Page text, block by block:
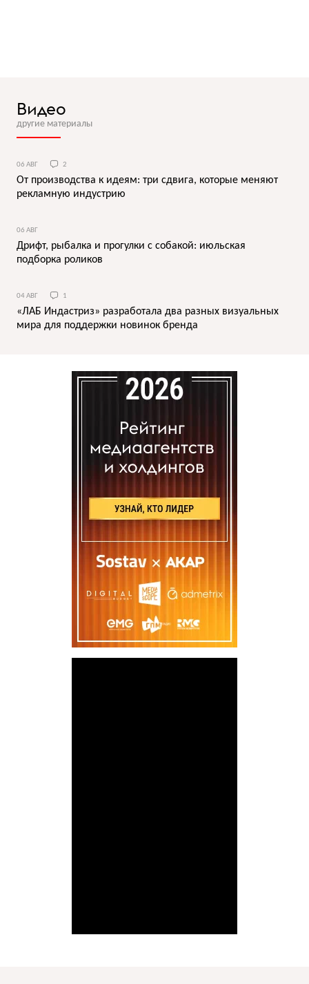
Видео
другие материалы
06 АВГ 2
От производства к идеям: три сдвига, которые меняют
рекламную индустрию
06 АВГ
Дрифт, рыбалка и прогулки с собакой: июльская
подборка роликов
04 АВГ 1
«ЛАБ Индастриз» разработала два разных визуальных
мира для поддержки новинок бренда